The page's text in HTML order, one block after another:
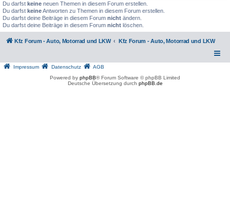
Du darfst keine neuen Themen in diesem Forum erstellen.
Du darfst keineAntworten zu Themen in diesem Forum erstellen.
Du darfst deine Beiträge in diesem Forum nicht ändern.
Du darfst deine Beiträge in diesem Forum nicht löschen.
Kfz Forum - Auto, Motorrad und LKW Kfz Forum - Auto, Motorrad und LKW
Impressum Datenschutz
AGB
Powered by phpBB® Forum Software © phpBB Limited
Deutsche Übersetzung durch phpBB.de